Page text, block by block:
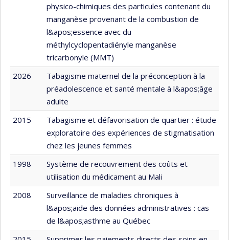
physico-chimiques des particules contenant du
manganèse provenant de la combustion de
l&apos;essence avec du
méthylcyclopentadiényle manganèse
tricarbonyle (MMT)
2026
Tabagisme maternel de la préconception à la
préadolescence et santé mentale à l&apos;âge
adulte
2015
Tabagisme et défavorisation de quartier : étude
exploratoire des expériences de stigmatisation
chez les jeunes femmes
1998
Système de recouvrement des coûts et
utilisation du médicament au Mali
2008
Surveillance de maladies chroniques à
l&apos;aide des données administratives : cas
de l&apos;asthme au Québec